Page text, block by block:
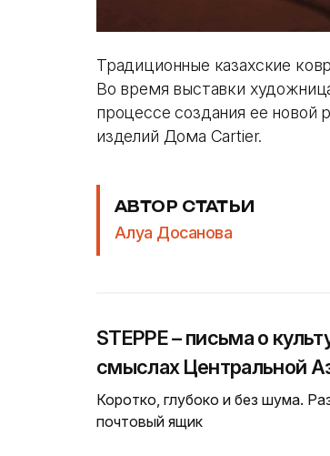
Традиционные казахские
Во время выставки
процессе создания ее
изделий Дома Cartier.
АВТОР СТАТЬИ
Алуа Досанова
STEPPE – письма о
смыслах Центральной
Коротко, глубоко и без шума.
почтовый ящик